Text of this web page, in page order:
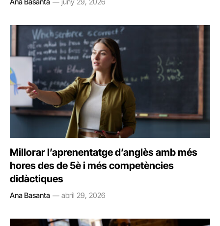
Millorar l’aprenentatge d’anglès amb més
hores des de 5è i més competències
didàctiques
Ana Basanta abril 29, 2026